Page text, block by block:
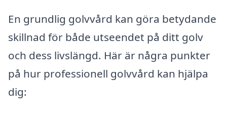
En grundlig golvvård kan göra betydande
skillnad för både utseendet på ditt golv
och dess livslängd. Här är några punkter
på hur professionell golvvård kan hjälpa
dig: